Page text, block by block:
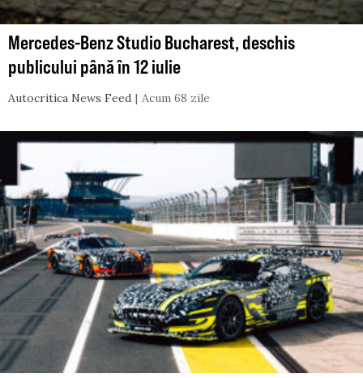
Mercedes-Benz Studio Bucharest, deschis
publicului până în 12 iulie
Autocritica News Feed Acum 68 zile